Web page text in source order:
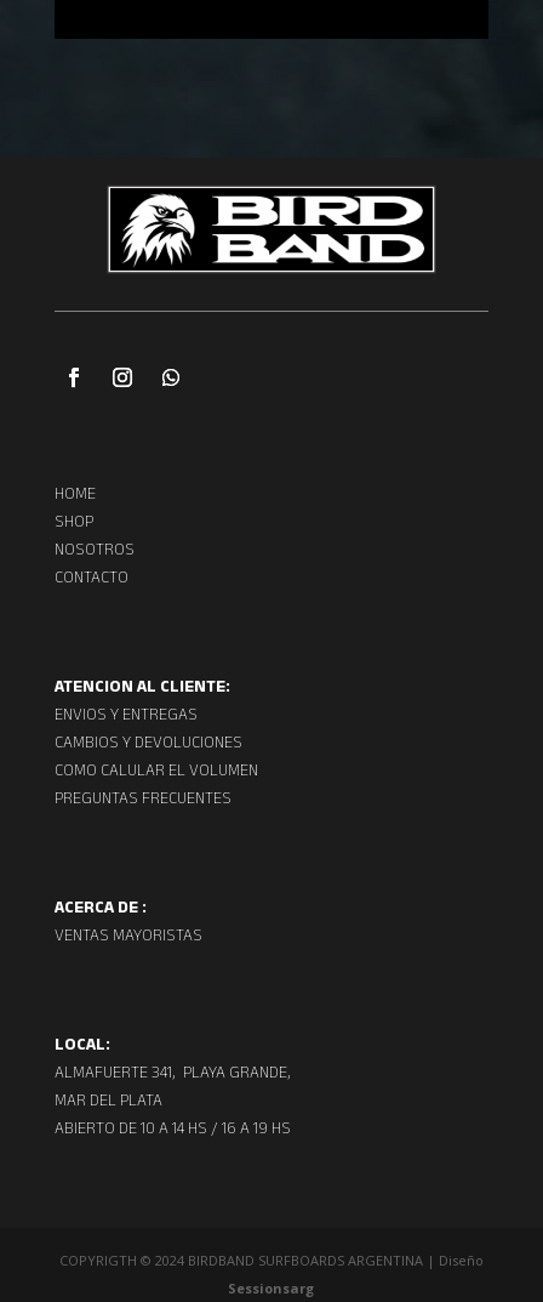
HOME
SHOP
NOSOTROS
CONTACTO
ATENCION AL CLIENTE:
ENVIOS Y ENTREGAS
CAMBIOS Y DEVOLUCIONES
COMO CALULAR EL VOLUMEN
PREGUNTAS FRECUENTES
ACERCA DE :
VENTAS MAYORISTAS
LOCAL:
ALMAFUERTE 341, PLAYA GRANDE,
MAR DEL PLATA
ABIERTO DE 10 A 14 HS / 16 A 19 HS
COPYRIGTH © 2024 BIRDBAND SURFBOARDS ARGENTINA | Diseño
Sessionsarg